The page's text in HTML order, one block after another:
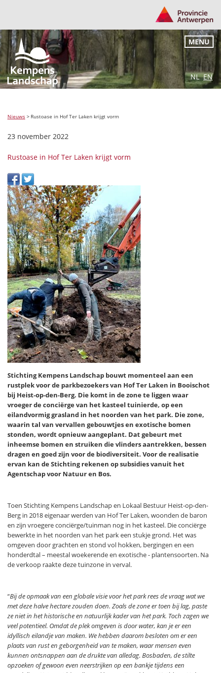
NL EN
MENU
Nieuws > Rustoase in Hof Ter Laken krijgt vorm
23 november 2022
Rustoase in Hof Ter Laken krijgt vorm
Stichting Kempens Landschap bouwt momenteel aan een
rustplek voor de parkbezoekers van Hof Ter Laken in Booischot
bij Heist-op-den-Berg. Die komt in de zone te liggen waar
vroeger de conciërge van het kasteel tuinierde, op een
eilandvormig grasland in het noorden van het park. Die zone,
waarin tal van vervallen gebouwtjes en exotische bomen
stonden, wordt opnieuw aangeplant. Dat gebeurt met
inheemse bomen en struiken die vlinders aantrekken, bessen
dragen en goed zijn voor de biodiversiteit. Voor de realisatie
ervan kan de Stichting rekenen op subsidies vanuit het
Agentschap voor Natuur en Bos.
Toen Stichting Kempens Landschap en Lokaal Bestuur Heist-op-den-
Berg in 2018 eigenaar werden van Hof Ter Laken, woonden de baron
en zijn vroegere conciërge/tuinman nog in het kasteel. Die conciërge
bewerkte in het noorden van het park een stukje grond. Het was
omgeven door grachten en stond vol hokken, bergingen en een
honderdtal – meestal woekerende en exotische - plantensoorten. Na
de verkoop raakte deze tuinzone in verval.
“Bij de opmaak van een globale visie voor het park rees de vraag wat we
met deze halve hectare zouden doen. Zoals de zone er toen bij lag, paste
ze niet in het historische en natuurlijk kader van het park. Toch zagen we
veel potentieel. Omdat de plek omgeven is door water, kan je er een
idyllisch eilandje van maken. We hebben daarom besloten om er een
plaats van rust en geborgenheid van te maken, waar mensen even
kunnen ontsnappen aan de drukte van alledag. Bosbaden, de stilte
opzoeken of gewoon even neerstrijken op een bankje tijdens een